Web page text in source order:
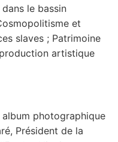
dans le bassin
et
slaves ; Patrimoine
artistique
photographique
Président de la